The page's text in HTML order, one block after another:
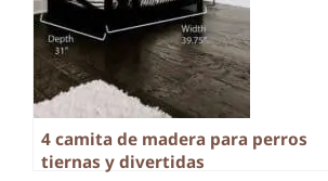
4 camita de madera para perros
tiernas y divertidas